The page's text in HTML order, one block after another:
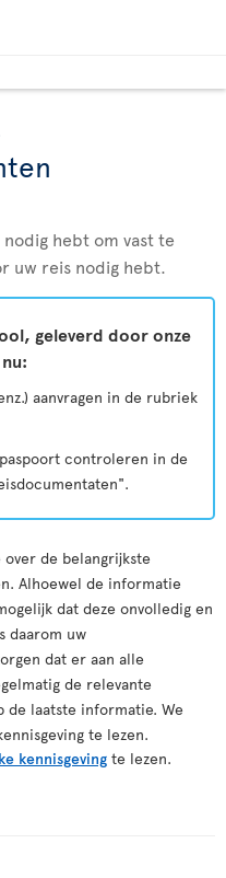
hebt om vast te
uw reis nodig hebt.
geleverd door onze
aanvragen in de rubriek
controleren in de
de belangrijkste
Alhoewel de informatie
dat deze onvolledig en
daarom uw
dat er aan alle
de relevante
laatste informatie. We
te lezen.
kennisgeving te lezen.